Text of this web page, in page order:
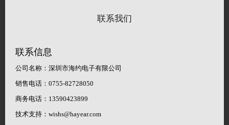
客户服务
联系我们
网址：http://www.hayear.cn
联系我们
联系信息
公司名称：深圳市海约电子有限公司
销售电话：0755-82728050
商务电话：13590423899
技术支持：wishs@hayear.com